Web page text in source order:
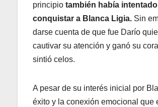
principio también había intentado
conquistar a Blanca Ligia. Sin
darse cuenta de que fue Darío
cautivar su atención y ganó su
sintió celos.
A pesar de su interés inicial por
éxito y la conexión emocional que